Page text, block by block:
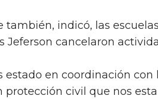
también, indicó, las
Jeferson cancelaron
estado en coordinación con
protección civil que nos